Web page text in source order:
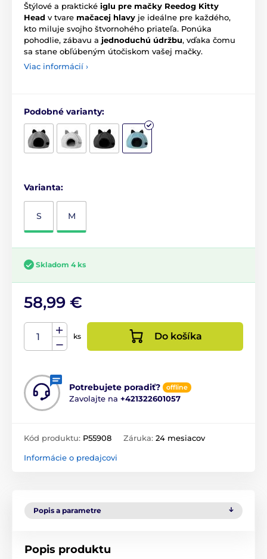
Štýlové a praktické iglu pre mačky Reedog Kitty
Head v tvare mačacej hlavy je ideálne pre každého,
kto miluje svojho štvornohého priateľa. Ponúka
pohodlie, zábavu a jednoduchú údržbu, vďaka čomu
sa stane obľúbeným útočiskom vašej mačky.
Viac informácií ›
Podobné varianty:
Varianta:
S M
Skladom 4 ks
58,99 €
ks Do košíka
Potrebujete poradiť? offline
Zavolajte na +421322601057
Kód produktu: P55908 Záruka: 24 mesiacov
Informácie o predajcovi
Popis a parametre
Popis produktu